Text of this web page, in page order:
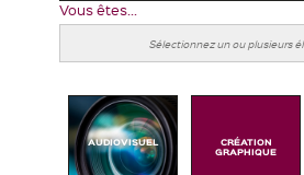
Vous êtes...
AUDIOVISUEL CRÉATION
GRAPHIQUE